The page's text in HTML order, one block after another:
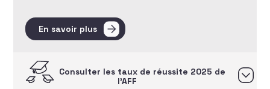
En savoir plus
Consulter les taux de réussite 2025 de
l’AFF